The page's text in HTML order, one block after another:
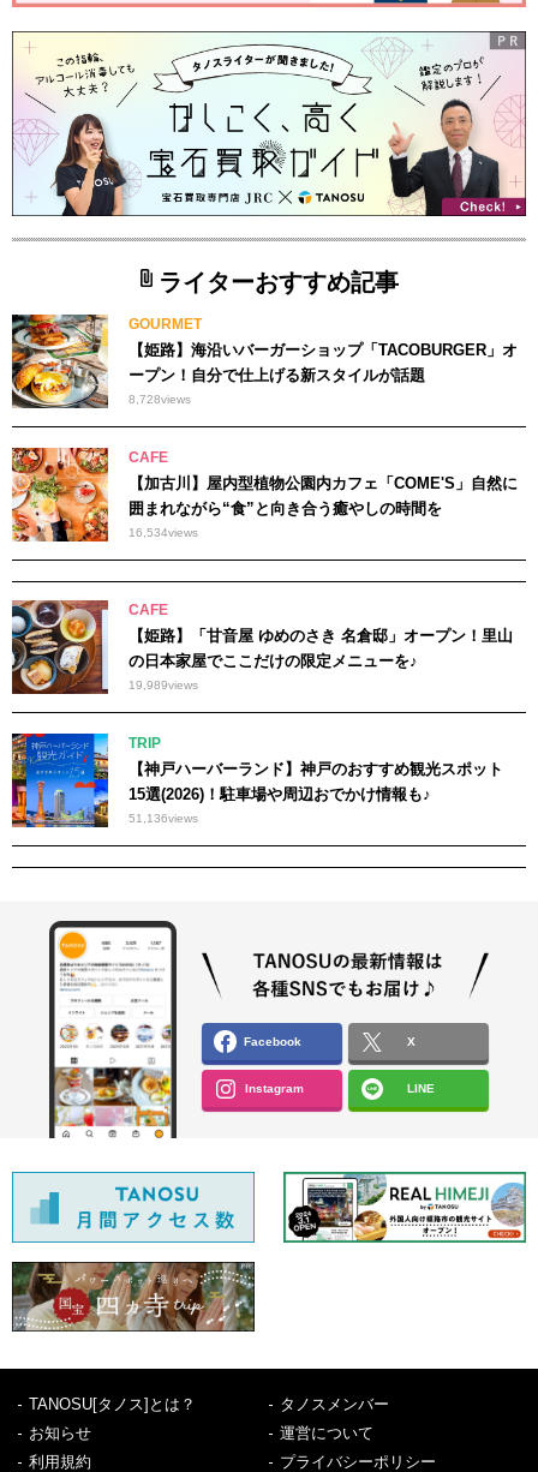
ライターおすすめ記事
GOURMET
【姫路】海沿いバーガーショップ「TACOBURGER」オ
ープン！自分で仕上げる新スタイルが話題
8,728views
CAFE
【加古川】屋内型植物公園内カフェ「COME'S」自然に
囲まれながら“食”と向き合う癒やしの時間を
16,534views
CAFE
【姫路】「甘音屋 ゆめのさき 名倉邸」オープン！里山
の日本家屋でここだけの限定メニューを♪
19,989views
TRIP
【神戸ハーバーランド】神戸のおすすめ観光スポット
15選(2026)！駐車場や周辺おでかけ情報も♪
51,136views
Facebook X
Instagram LINE
TANOSU[タノス]とは？
タノスメンバー
お知らせ
運営について
利用規約
プライバシーポリシー